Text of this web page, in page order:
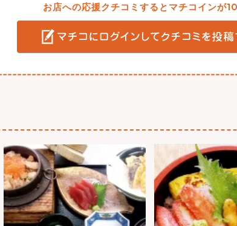
お店への応援クチコミするとマチコインが